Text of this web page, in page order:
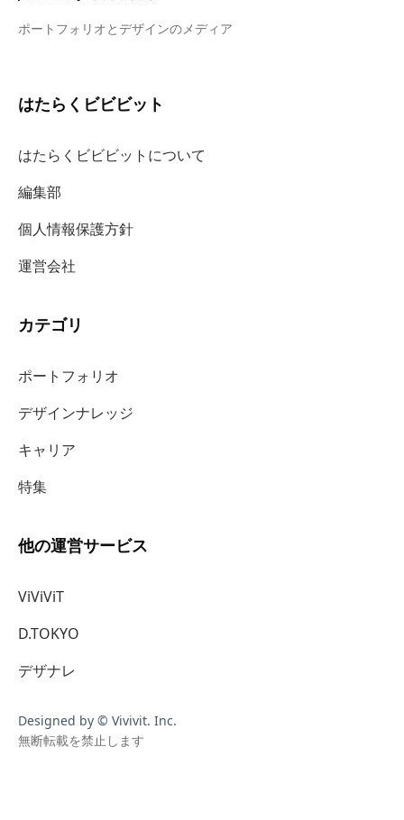
ポートフォリオとデザインのメディア
はたらくビビビット
はたらくビビビットについて
編集部
個人情報保護方針
運営会社
カテゴリ
ポートフォリオ
デザインナレッジ
キャリア
特集
他の運営サービス
ViViViT
D.TOKYO
デザナレ
Designed by © Vivivit. Inc.
無断転載を禁止します